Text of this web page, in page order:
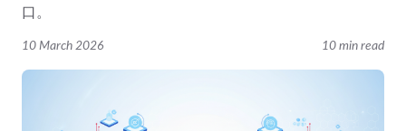
10 March 2026 10 min read
口。